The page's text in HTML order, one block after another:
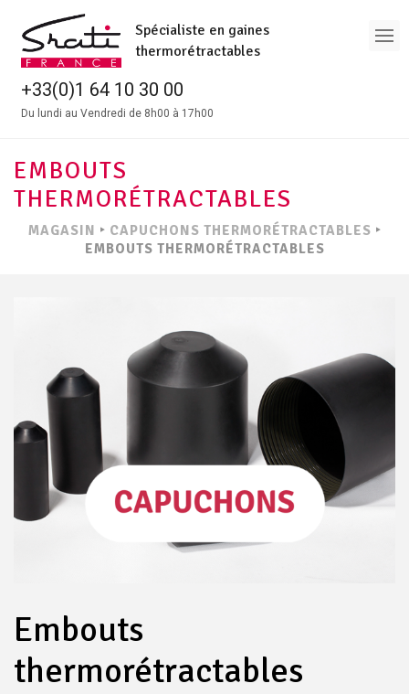
Spécialiste en gaines
thermorétractables
+33(0)1 64 10 30 00
Du lundi au Vendredi de 8h00 à 17h00
EMBOUTS
THERMORÉTRACTABLES
MAGASIN ‣ CAPUCHONS THERMORÉTRACTABLES ‣
EMBOUTS THERMORÉTRACTABLES
Embouts
thermorétractables